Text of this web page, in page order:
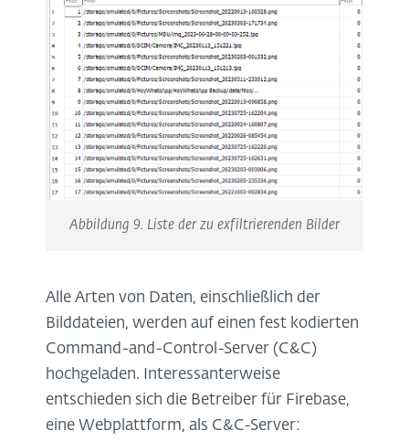
Abbildung 9. Liste der zu exfiltrierenden Bilder
Alle Arten von Daten, einschließlich der
Bilddateien, werden auf einen fest kodierten
Command-and-Control-Server (C&C)
hochgeladen. Interessanterweise
entschieden sich die Betreiber für Firebase,
eine Webplattform, als C&C-Server: